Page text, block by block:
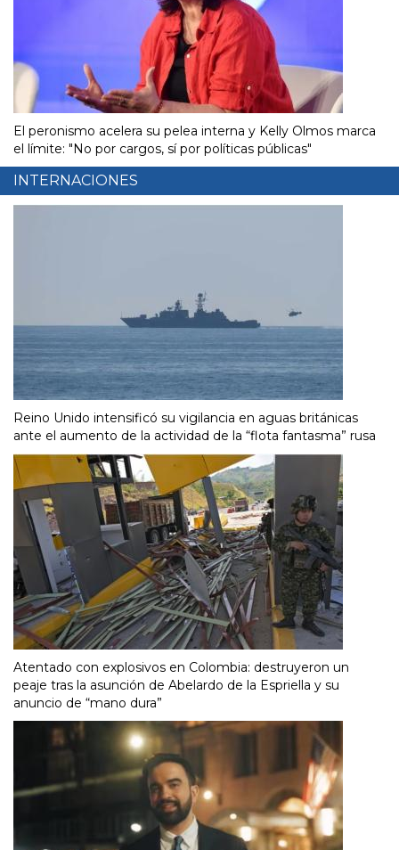
El peronismo acelera su pelea interna y Kelly Olmos marca
el límite: "No por cargos, sí por políticas públicas"
INTERNACIONES
Reino Unido intensificó su vigilancia en aguas británicas
ante el aumento de la actividad de la “flota fantasma” rusa
Atentado con explosivos en Colombia: destruyeron un
peaje tras la asunción de Abelardo de la Espriella y su
anuncio de “mano dura”